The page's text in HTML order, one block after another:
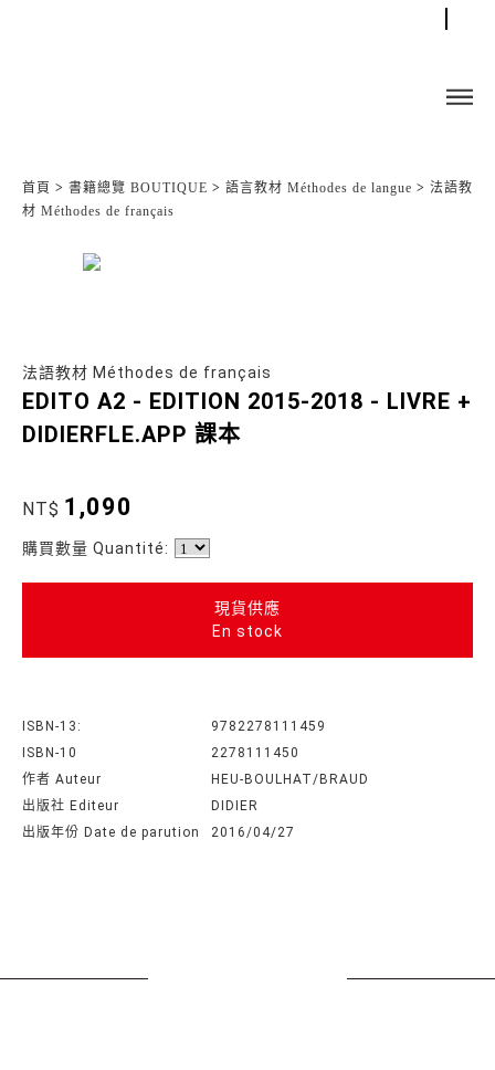
首頁 > 書籍總覽 BOUTIQUE > 語言教材 Méthodes de langue > 法語教
材 Méthodes de français
法語教材 Méthodes de français
EDITO A2 - EDITION 2015-2018 - LIVRE +
DIDIERFLE.APP 課本
NT$ 1,090
購買數量 Quantité:
現貨供應
En stock
ISBN-13:
9782278111459
ISBN-10
2278111450
作者 Auteur
HEU-BOULHAT/BRAUD
出版社 Editeur
DIDIER
出版年份 Date de parution
2016/04/27